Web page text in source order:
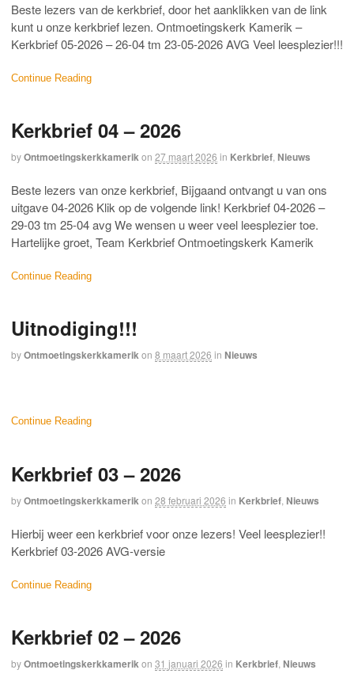
Beste lezers van de kerkbrief, door het aanklikken van de link
kunt u onze kerkbrief lezen. Ontmoetingskerk Kamerik –
Kerkbrief 05-2026 – 26-04 tm 23-05-2026 AVG Veel leesplezier!!!
Continue Reading
Kerkbrief 04 – 2026
byOntmoetingskerkkamerikon 27 maart 2026 in Kerkbrief, Nieuws
Beste lezers van onze kerkbrief, Bijgaand ontvangt u van ons
uitgave 04-2026 Klik op de volgende link! Kerkbrief 04-2026 –
29-03 tm 25-04 avg We wensen u weer veel leesplezier toe.
Hartelijke groet, Team Kerkbrief Ontmoetingskerk Kamerik
Continue Reading
Uitnodiging!!!
byOntmoetingskerkkamerikon 8 maart 2026 in Nieuws
Continue Reading
Kerkbrief 03 – 2026
byOntmoetingskerkkamerikon 28 februari 2026 in Kerkbrief Nieuws
Hierbij weer een kerkbrief voor onze lezers! Veel leesplezier!!
Kerkbrief 03-2026 AVG-versie
Continue Reading
Kerkbrief 02 – 2026
byOntmoetingskerkkamerikon 31 januari 2026 in Kerkbrief Nieuws